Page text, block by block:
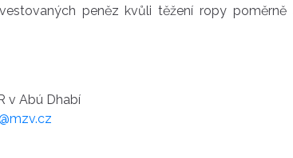
peněz kvůli těžení ropy
v Abú Dhabí